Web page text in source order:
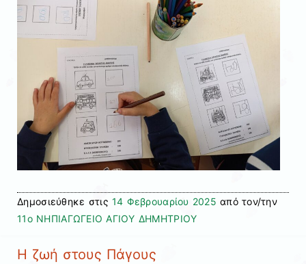
Δημοσιεύθηκε στις 14 Φεβρουαρίου 2025 από τον/την
11ο ΝΗΠΙΑΓΩΓΕΙΟ ΑΓΙΟΥ ΔΗΜΗΤΡΙΟΥ
Η ζωή στους Πάγους